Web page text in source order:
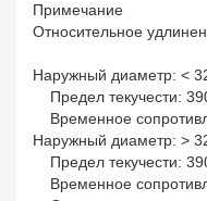
Примечание
Относительное
Наружный диаметр: <
Предел текучести:
Временное
Наружный диаметр: >
Предел текучести:
Временное